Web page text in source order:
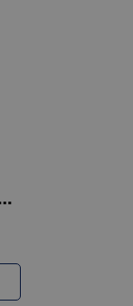
Ghost X 0.7mm, zila